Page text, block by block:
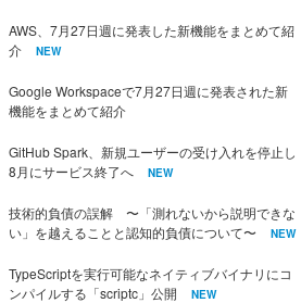
AWS、7月27日週に発表した新機能をまとめて紹
介
NEW
Google Workspaceで7月27日週に発表された新
機能をまとめて紹介
GitHub Spark、新規ユーザーの受け入れを停止し
8月にサービス終了へ
NEW
技術的負債の誤解 〜「測れないから説明できな
い」を越えることと認知的負債について〜
NEW
TypeScriptを実行可能なネイティブバイナリにコ
ンパイルする「scriptc」公開
NEW